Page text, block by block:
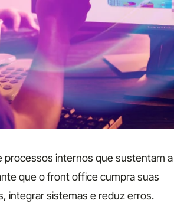
processos internos que sustentam a
que o front office cumpra suas
integrar sistemas e reduz erros.